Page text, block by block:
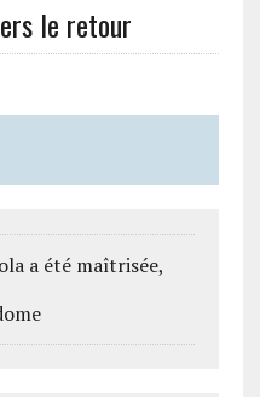
le retour
a été maîtrisée,